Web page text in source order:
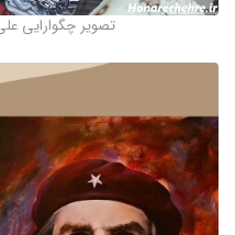
تصویر چگوارایی